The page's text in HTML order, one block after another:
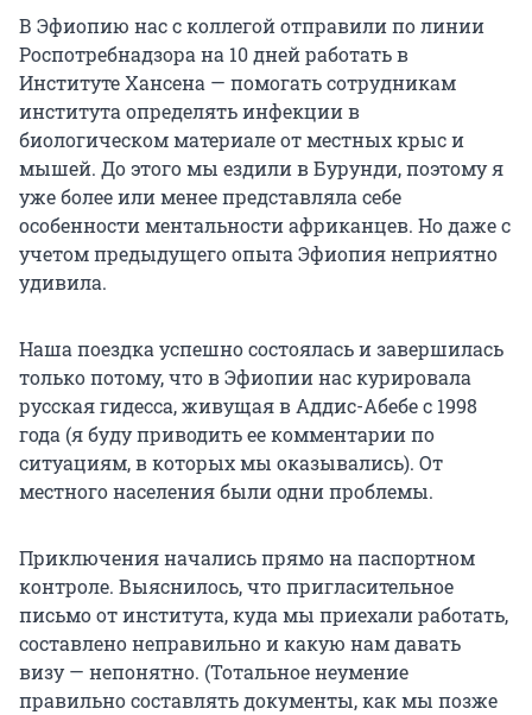
В Эфиопию нас с коллегой отправили по линии
Роспотребнадзора на 10 дней работать в
Институте Хансена — помогать сотрудникам
института определять инфекции в
биологическом материале от местных крыс и
мышей. До этого мы ездили в Бурунди, поэтому я
уже более или менее представляла себе
особенности ментальности африканцев. Но даже с
учетом предыдущего опыта Эфиопия неприятно
удивила.
Наша поездка успешно состоялась и завершилась
только потому, что в Эфиопии нас курировала
русская гидесса, живущая в Аддис-Абебе с 1998
года (я буду приводить ее комментарии по
ситуациям, в которых мы оказывались). От
местного населения были одни проблемы.
Приключения начались прямо на паспортном
контроле. Выяснилось, что пригласительное
письмо от института, куда мы приехали работать,
составлено неправильно и какую нам давать
визу — непонятно. (Тотальное неумение
правильно составлять документы, как мы позже